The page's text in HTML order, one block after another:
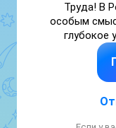
Труда! В
особым
глубокое
создает
это